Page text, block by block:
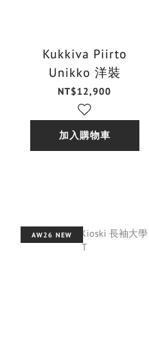
Kukkiva Piirto
Unikko 洋裝
NT$12,900
加入購物車
AW26 NEW